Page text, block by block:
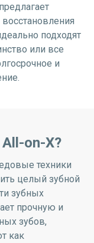
подходят
или все
и
on-X?
техники
целый зубной
зубных
прочную и
зубов,
как